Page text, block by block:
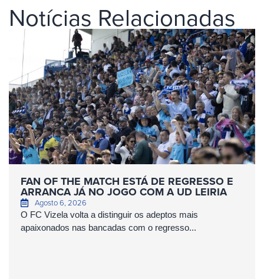
Notícias Relacionadas
FAN OF THE MATCH ESTÁ DE REGRESSO E
ARRANCA JÁ NO JOGO COM A UD LEIRIA
Agosto 6, 2026
O FC Vizela volta a distinguir os adeptos mais
apaixonados nas bancadas com o regresso...